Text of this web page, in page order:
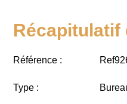
Récapitulatif
Référence :
Type :